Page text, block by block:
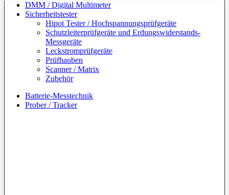
DMM / Digital Multimeter
Sicherheitstester
Hipot Tester / Hochspannungsprüfgeräte
Schutzleiterprüfgeräte und Erdungswiderstands-
Messgeräte
Leckstromprüfgeräte
Prüfhauben
Scanner / Matrix
Zubehör
Batterie-Messtechnik
Prober / Tracker